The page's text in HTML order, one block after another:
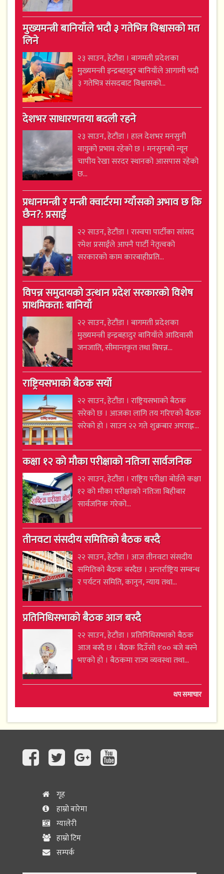
मुख्यमन्त्री बानियाँले भदौ ३ गतेभित्र विश्वासको मत
लिने
२३ साउन, हेटौंडा । बागमती प्रदेशका
मुख्यमन्त्री इन्द्रबहादुर बानियाँले आगामी भदौ
३ गतेभित्र संसदबाट विश्वासको...
देशभर साधारणतया बदली रहने
२३ साउन, हेटौंडा । हाल देशभर मनसुनी
वायुको प्रभाव रहेको छ । मनसुनको न्यून
चापीय रेखा सरदर स्थानको आसपास रहेको
छ...
प्रधानमन्त्री र मन्त्री क्वार्टरमा ग्याँसको अभाव छ कि
छैन?: प्रसाईं
२२ साउन, हेटौंडा । रास्वपा पार्टीका सांसद
रमेश प्रसाईंले आफ्नै पार्टी नेतृत्वको
सरकारको काम कारबाहीप्रति...
विपन्न समुदायको उत्थान प्रदेश सरकारको विशेष
प्राथमिकता: बानियाँ
२२ साउन, हेटौंडा । बागमती प्रदेशका
मुख्यमन्त्री इन्द्रबहादुर बानियाँले आदिवासी
जनजाति, सीमान्तकृत तथा विपन्न...
राष्ट्रियसभाको बैठक सर्यो
२२ साउन, हेटौंडा । राष्ट्रियसभाको बैठक
सरेको छ । आजका लागि तय गरिएको बैठक
सरेको हो । साउन २२ गते शुक्रबार अपराह्न...
कक्षा १२ को मौका परीक्षाको नतिजा सार्वजनिक
२२ साउन, हेटौंडा । राष्ट्रिय परीक्षा बोर्डले कक्षा
१२ को मौका परीक्षाको नतिजा बिहीबार
सार्वजनिक गरेको...
तीनवटा संसदीय समितिको बैठक बस्दै
२२ साउन, हेटौंडा । आज तीनवटा संसदीय
समितिको बैठक बस्दैछ । अन्तर्राष्ट्रिय सम्बन्ध
र पर्यटन समिति, कानुन, न्याय तथा...
प्रतिनिधिसभाको बैठक आज बस्दै
२२ साउन, हेटौंडा । प्रतिनिधिसभाको बैठक
आज बस्दै छ । बैठक दिउँसो १ः०० बजे बस्ने
भएको हो । बैठकमा राज्य व्यवस्था तथा...
थप समाचार
गृह
हाम्रो बारेमा
ग्यालेरी
हाम्रो टिम
सम्पर्क